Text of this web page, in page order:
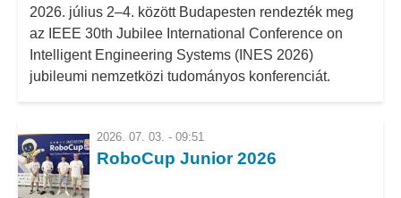
2026. július 2–4. között Budapesten rendezték meg
az IEEE 30th Jubilee International Conference on
Intelligent Engineering Systems (INES 2026)
jubileumi nemzetközi tudományos konferenciát.
2026. 07. 03. - 09:51
RoboCup Junior 2026